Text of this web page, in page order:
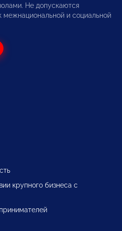
Не допускаются
и социальной
крупного бизнеса с